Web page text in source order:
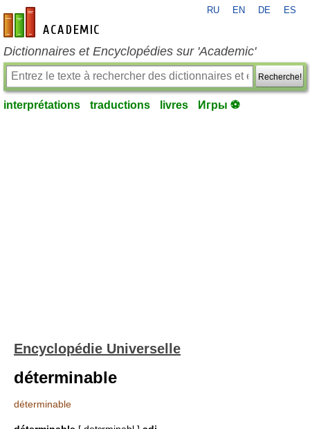
fr-academic.com
RU EN DE ES
Dictionnaires et Encyclopédies sur 'Academic'
Recherche!
interprétations traductions livres Игры ⚽
Encyclopédie Universelle
déterminable
déterminable